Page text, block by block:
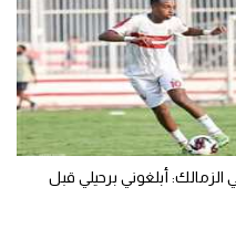
الزمالك: أبلغوني برحيلي قبل